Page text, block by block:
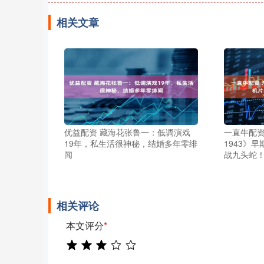
相关文章
优益配资 藏海花张鲁一：低调演戏
19年，私生活很神秘，结婚多年零绯
闻
一直牛配
1943》早
战九头蛇
相关评论
本文评分*